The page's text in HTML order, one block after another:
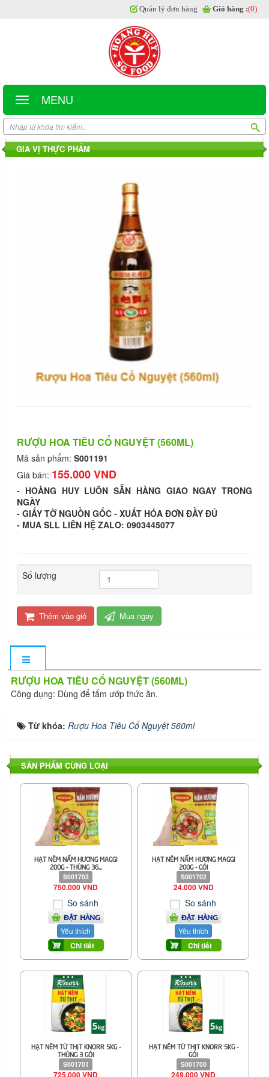
MENU
Quản lý đơn hàng Giỏ hàng :(0)
GIA VỊ THỰC PHẨM
RƯỢU HOA TIÊU CỔ NGUYỆT (560ML)
Mã sản phẩm: S001191
Giá bán: 155.000 VND
- HOÀNG HUY LUÔN SẴN HÀNG GIAO NGAY TRONG
NGÀY
- GIẤY TỜ NGUỒN GỐC - XUẤT HÓA ĐƠN ĐẦY ĐỦ
- MUA SLL LIÊN HỆ ZALO: 0903445077
Số lượng
Thêm vào giỏ Mua ngay
RƯỢU HOA TIÊU CỔ NGUYỆT (560ML)
Công dụng: Dùng để tẩm ướp thức ăn.
Từ khóa: Rượu Hoa Tiêu Cổ Nguyệt 560ml
SẢN PHẨM CÙNG LOẠI
HẠT NÊM NẤM HƯƠNG MAGGI
200G - THÙNG 36...
S001703
750.000 VND
So sánh
ĐẶT HÀNG
Yêu thích
Chi tiết
HẠT NÊM NẤM HƯƠNG MAGGI
200G - GÓI
S001702
24.000 VND
So sánh
ĐẶT HÀNG
Yêu thích
Chi tiết
HẠT NÊM TỪ THỊT KNORR 5KG -
THÙNG 3 GÓI
S001701
725.000 VND
HẠT NÊM TỪ THỊT KNORR 5KG -
GÓI
S001700
249.000 VND